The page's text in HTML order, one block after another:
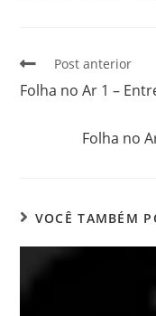
Post anterior
Folha no Ar 1 –
Folha no
VOCÊ TAMBÉM